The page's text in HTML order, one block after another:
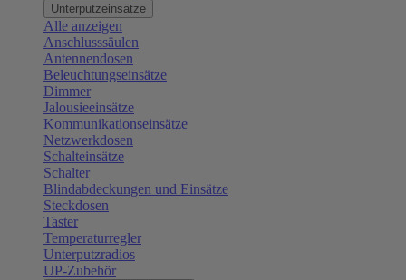
Unterputzeinsätze
Alle anzeigen
Anschlusssäulen
Antennendosen
Beleuchtungseinsätze
Dimmer
Jalousieeinsätze
Kommunikationseinsätze
Netzwerkdosen
Schalteinsätze
Schalter
Blindabdeckungen und Einsätze
Steckdosen
Taster
Temperaturregler
Unterputzradios
UP-Zubehör